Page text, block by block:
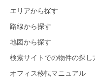
エリアから探す
路線から探す
地図から探す
検索サイトでの物件の探し
オフィス移転マニュアル